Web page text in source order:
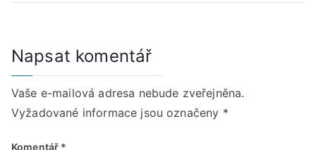
Napsat komentář
Vaše e-mailová adresa nebude zveřejněna.
Vyžadované informace jsou označeny *
Komentář *